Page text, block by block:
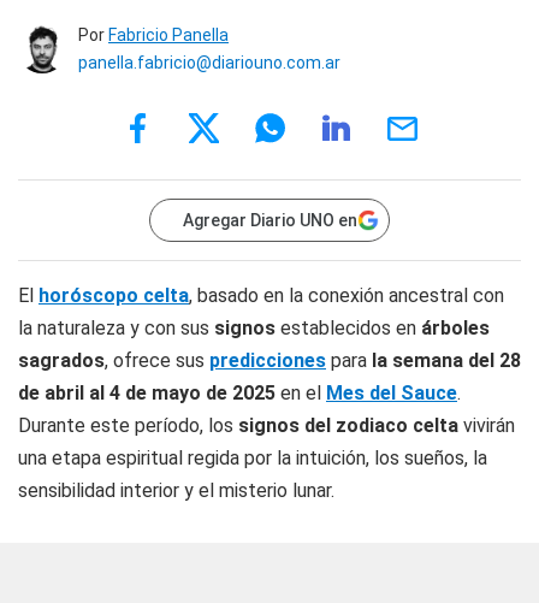
Por Fabricio Panella
panella.fabricio@diariouno.com.ar
Agregar Diario UNO en
El horóscopo celta, basado en la conexión ancestral con
la naturaleza y con sus signos establecidos en árboles
sagrados, ofrece sus predicciones para la semana del 28
de abril al 4 de mayo de 2025 en el Mes del Sauce.
Durante este período, los signos del zodiaco celta vivirán
una etapa espiritual regida por la intuición, los sueños, la
sensibilidad interior y el misterio lunar.